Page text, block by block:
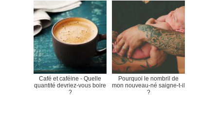
Café et caféine - Quelle
quantité devriez-vous boire
?
Pourquoi le nombril de
mon nouveau-né saigne-t-il
?